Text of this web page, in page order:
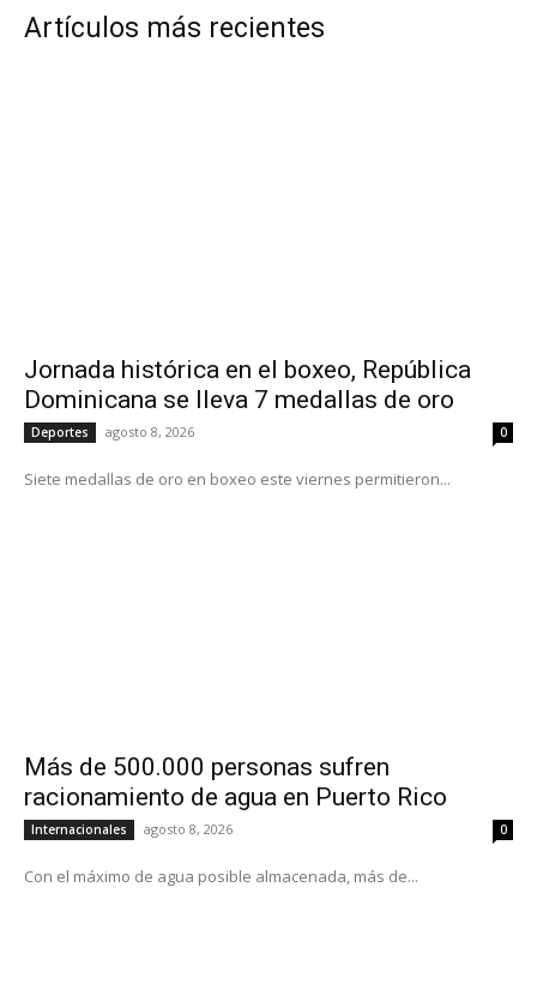
Artículos más recientes
Jornada histórica en el boxeo, República
Dominicana se lleva 7 medallas de oro
Deportes agosto 8, 2026 0
Siete medallas de oro en boxeo este viernes permitieron...
Más de 500.000 personas sufren
racionamiento de agua en Puerto Rico
Internacionales agosto 8, 2026 0
Con el máximo de agua posible almacenada, más de...